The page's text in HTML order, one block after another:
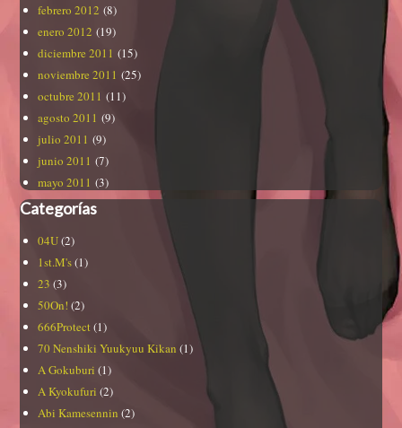
febrero 2012 (8)
enero 2012 (19)
diciembre 2011 (15)
noviembre 2011 (25)
octubre 2011 (11)
agosto 2011 (9)
julio 2011 (9)
junio 2011 (7)
mayo 2011 (3)
Categorías
04U(2)
1st.M's(1)
23 (3)
50On! (2)
666Protect(1)
70 Nenshiki Yuukyuu Kikan (1)
A Gokuburi (1)
A Kyokufuri (2)
Abi Kamesennin (2)